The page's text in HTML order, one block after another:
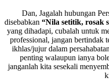
Dan, Jagalah hubungan
disebabkan “Nila setitik, rosak
yang dihadapi, cubalah untuk
professional, jangan bertindak
ikhlas/jujur dalam
penting walaupun ianya
janganlah kita sesekali